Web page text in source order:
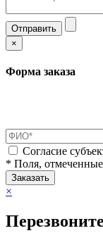
Отправить
×
Форма заказа
Согласие
* Поля, отмеченные
Заказать
×